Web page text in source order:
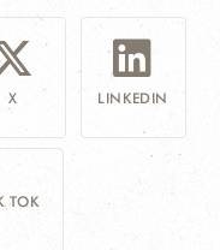
X LINKEDIN
TOK